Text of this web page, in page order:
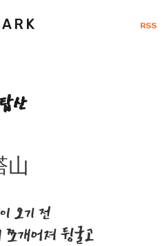
RSS
탑산
山
오기 전
개어져 뒹굴고